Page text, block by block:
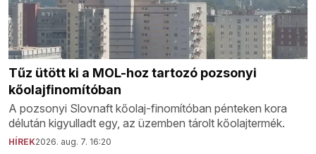
Tűz ütött ki a MOL-hoz tartozó pozsonyi
kőolajfinomítóban
A pozsonyi Slovnaft kőolaj-finomítóban pénteken kora
délután kigyulladt egy, az üzemben tárolt kőolajtermék.
HÍREK2026. aug. 7. 16:20